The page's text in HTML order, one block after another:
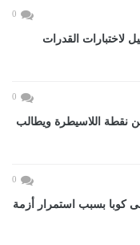
0
رابط التسجيل لاختبارات القدرات
0
اللاسيطرة ويطالب
0
كوبا بسبب استمرار أزمة